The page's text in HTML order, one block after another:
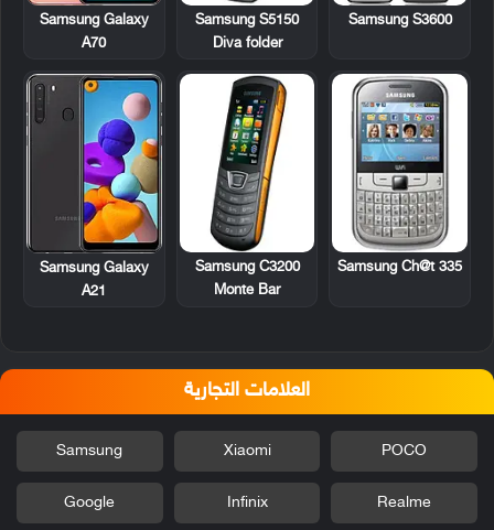
Samsung S3600
Samsung S5150
Diva folder
Samsung Galaxy
A70
Samsung Ch@t 335
Samsung C3200
Monte Bar
Samsung Galaxy
A21
العلامات التجارية
POCO
Xiaomi
Samsung
Realme
Infinix
Google